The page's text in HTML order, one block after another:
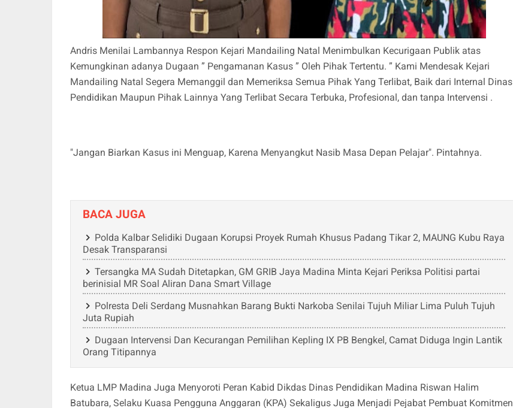
Andris Menilai Lambannya Respon Kejari Mandailing Natal Menimbulkan Kecurigaan Publik atas
Kemungkinan adanya Dugaan ” Pengamanan Kasus ” Oleh Pihak Tertentu. ” Kami Mendesak Kejari
Mandailing Natal Segera Memanggil dan Memeriksa Semua Pihak Yang Terlibat, Baik dari Internal Dinas
Pendidikan Maupun Pihak Lainnya Yang Terlibat Secara Terbuka, Profesional, dan tanpa Intervensi .
"Jangan Biarkan Kasus ini Menguap, Karena Menyangkut Nasib Masa Depan Pelajar". Pintahnya.
BACA JUGA
Polda Kalbar Selidiki Dugaan Korupsi Proyek Rumah Khusus Padang Tikar 2, MAUNG Kubu Raya
Desak Transparansi
Tersangka MA Sudah Ditetapkan, GM GRIB Jaya Madina Minta Kejari Periksa Politisi partai
berinisial MR Soal Aliran Dana Smart Village
Polresta Deli Serdang Musnahkan Barang Bukti Narkoba Senilai Tujuh Miliar Lima Puluh Tujuh
Juta Rupiah
Dugaan Intervensi Dan Kecurangan Pemilihan Kepling IX PB Bengkel, Camat Diduga Ingin Lantik
Orang Titipannya
Ketua LMP Madina Juga Menyoroti Peran Kabid Dikdas Dinas Pendidikan Madina Riswan Halim
Batubara, Selaku Kuasa Pengguna Anggaran (KPA) Sekaligus Juga Menjadi Pejabat Pembuat Komitmen